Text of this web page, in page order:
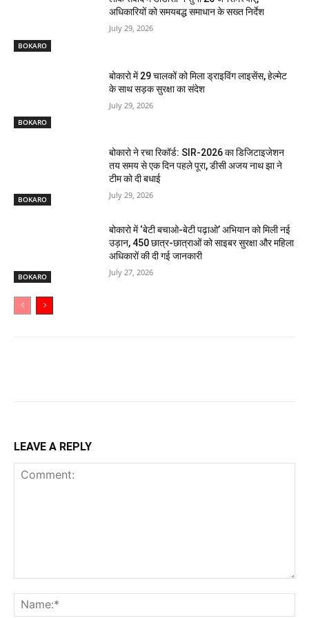
BOKARO
अधिकारियों को समयबद्ध समाधान के सख्त निर्देश
July 29, 2026
BOKARO
बोकारो में 29 चालकों को मिला ड्राइविंग लाइसेंस, हेल्मेट
के साथ सड़क सुरक्षा का संदेश
July 29, 2026
BOKARO
बोकारो ने रचा रिकॉर्ड: SIR-2026 का डिजिटाइजेशन
तय समय से एक दिन पहले पूरा, डीसी अजय नाथ झा ने
टीम को दी बधाई
July 29, 2026
BOKARO
बोकारो में ‘बेटी बचाओ-बेटी पढ़ाओ’ अभियान को मिली नई
उड़ान, 450 छात्र-छात्राओं को साइबर सुरक्षा और महिला
अधिकारों की दी गई जानकारी
July 27, 2026
LEAVE A REPLY